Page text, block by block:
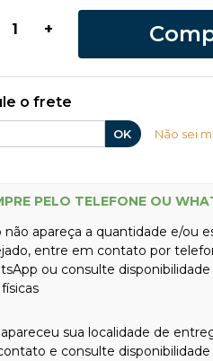
+
o frete
OK Não sei
PELO TELEFONE OU
não apareça a quantidade e/ou
entre em contato por
ou consulte
sua localidade de
e consulte